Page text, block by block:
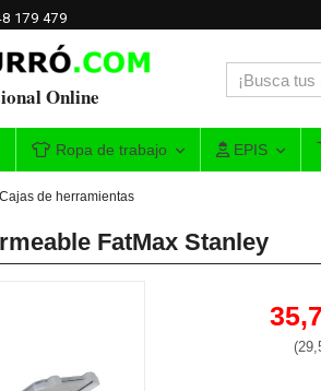
179 479
Online
Ropa de trabajo EPIS
Cajas de herramientas
FatMax Stanley